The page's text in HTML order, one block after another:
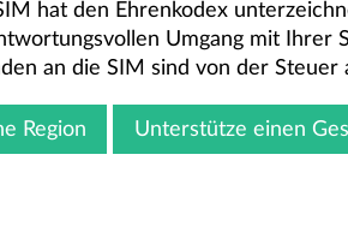
hat den Ehrenkodex
Umgang mit Ihrer
an die SIM sind von der Steuer
Region Unterstütze einen